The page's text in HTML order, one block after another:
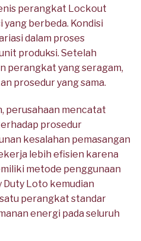
perangkat Lockout
berbeda. Kondisi
dalam proses
produksi. Setelah
perangkat yang seragam,
prosedur yang sama.
perusahaan mencatat
prosedur
kesalahan pemasangan
lebih efisien karena
metode penggunaan
Duty Loto kemudian
perangkat standar
energi pada seluruh